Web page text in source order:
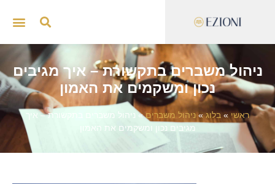
ניהול משברים בתקשורת – איך מגיבים
נכון ומשקמים את האמון
ראשי»בלוג»ניהול משברים» ניהול משברים בתקשורת – איך
מגיבים נכון ומשקמים את האמון